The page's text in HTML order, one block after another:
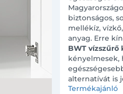
biztonságos,
mellékíz,
anyag. Erre
BWT vízszűrő
kényelmesek,
alternatívát is
Termékajánló